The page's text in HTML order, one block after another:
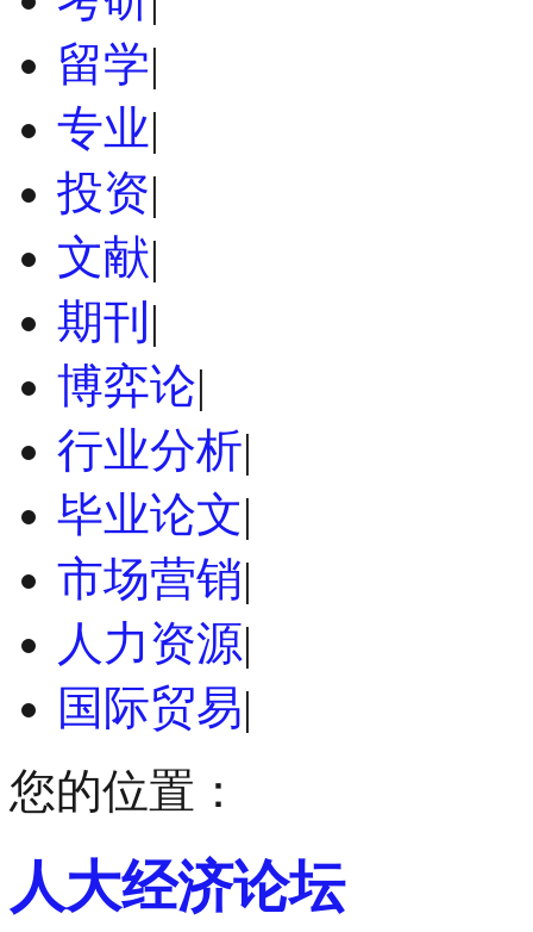
留学|
专业|
投资|
文献|
期刊 |
博弈论|
行业分析|
毕业论文|
市场营销|
人力资源|
国际贸易|
您的位置：
人大经济论坛